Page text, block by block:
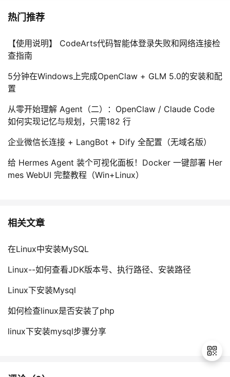
热门推荐
【使用说明】 CodeArts代码智能体登录失败和网络连接检
查指南
5分钟在Windows上完成OpenClaw + GLM 5.0的安装和配
置
从零开始理解 Agent（二）：OpenClaw / Claude Code
如何实现记忆与规划，只需182 行
企业微信长连接 + LangBot + Dify 全配置（无域名版）
给 Hermes Agent 装个可视化面板！Docker 一键部署 Her
mes WebUI 完整教程（Win+Linux）
相关文章
在Linux中安装MySQL
Linux--如何查看JDK版本号、执行路径、安装路径
Linux下安装Mysql
如何检查linux是否安装了php
linux下安装mysql步骤分享